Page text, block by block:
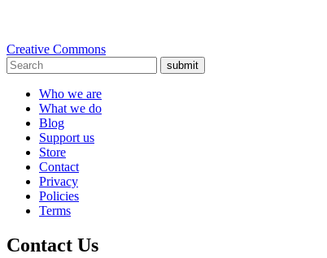
Creative Commons
submit
Who we are
What we do
Blog
Support us
Store
Contact
Privacy
Policies
Terms
Contact Us